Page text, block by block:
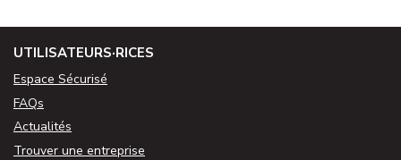
UTILISATEURS·RICES
Espace Sécurisé
FAQs
Actualités
Trouver une entreprise